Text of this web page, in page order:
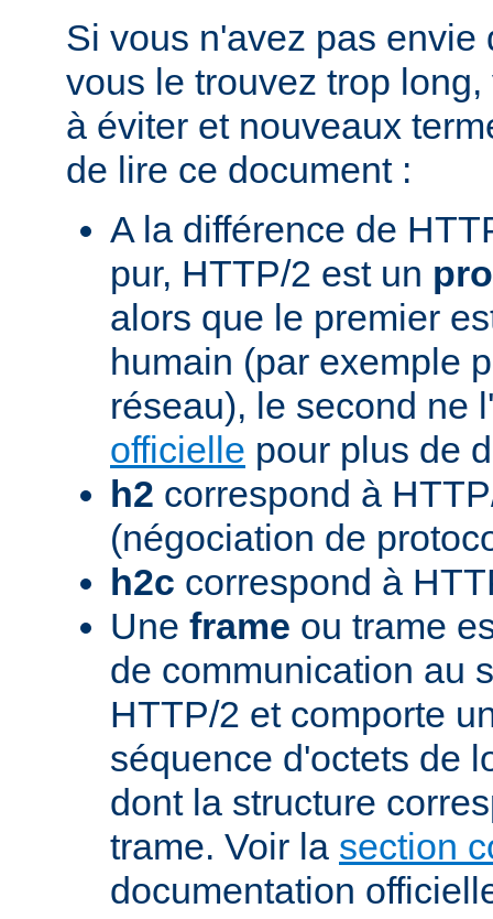
Si vous n'avez pas envie
vous le trouvez trop
à éviter et nouveaux
de lire ce document :
A la différence de
pur, HTTP/2 est un
alors que le premier
humain (par exemple
réseau), le second ne
officielle pour plus de
h2 correspond à
(négociation de
h2c correspond à
Une frame ou trame
de communication au
HTTP/2 et comporte
séquence d'octets de
dont la structure
trame. Voir la section
documentation